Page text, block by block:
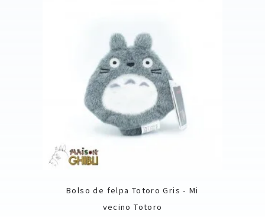
Bolso de felpa Totoro Gris - Mi
vecino Totoro